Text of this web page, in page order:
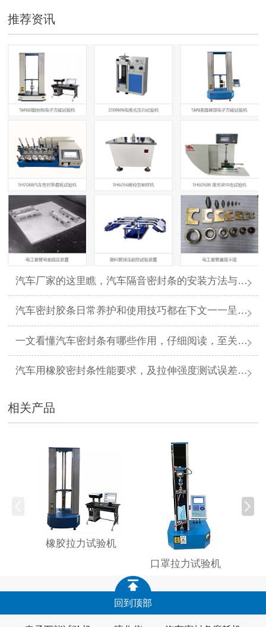
推荐资讯
汽车厂家的这里瞧，汽车隔音密封条的安装方法与步骤看下文一目了然哦
汽车密封胶条日常养护和使用技巧都在下文一一呈现哦
一文看懂汽车密封条有哪些作用，仔细阅读，至关重要哦！
汽车用橡胶密封条性能要求，及拉伸强度测试误差案例分析
相关产品
橡胶拉力试验机
口罩拉力试验机
回到顶部